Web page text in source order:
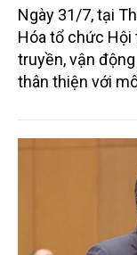
Ngày 31/7, tại
Hóa tổ chức Hội
truyền, vận
thân thiện với
trình thu hút sự
từ các cơ quan
doanh nghiệp,
tiếp triển khai